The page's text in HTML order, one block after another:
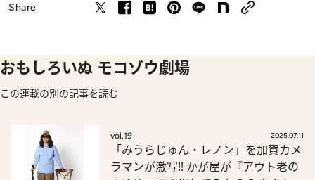
Share
おもしろいぬ モコゾウ劇場
この連載の別の記事を読む
vol.19 2025.07.11
「みうらじゅん・レノン」を加賀カメ
ラマンが激写!! かが屋が『アウト老の